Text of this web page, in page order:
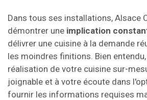
Dans tous ses installations, Alsace
démontrer une implication
délivrer une cuisine à la demande
les moindres finitions. Bien
réalisation de votre cuisine sur-
joignable et à votre écoute dans
fournir les informations requises